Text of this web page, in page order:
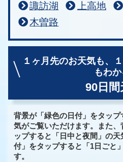
諏訪湖
上高地
木曽路
１ヶ月先のお天気も、
もわ
90日間
背景が「緑色の日付」をタッ
気がご覧いただけます。また
ップすると「日中と夜間」の
付」をタップすると「1日ごと
す。